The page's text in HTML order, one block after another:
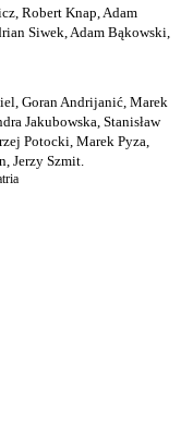
Robert Knap, Adam
Siwek, Adam Bąkowski,
Goran Andrijanić, Marek
Jakubowska, Stanisław
Potocki, Marek Pyza,
Jerzy Szmit.